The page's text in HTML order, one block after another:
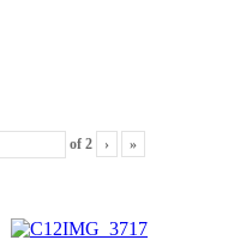
of 2 › »